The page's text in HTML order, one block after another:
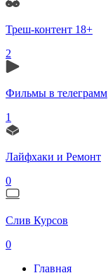
Треш-контент 18+
2
Фильмы в телеграмм
1
Лайфхаки и Ремонт
0
Слив Курсов
0
Главная